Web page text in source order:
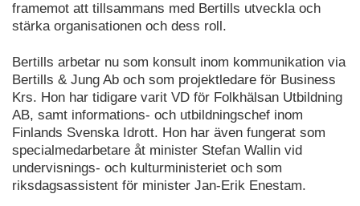
framemot att tillsammans med Bertills utveckla och
stärka organisationen och dess roll.
Bertills arbetar nu som konsult inom kommunikation via
Bertills & Jung Ab och som projektledare för Business
Krs. Hon har tidigare varit VD för Folkhälsan Utbildning
AB, samt informations- och utbildningschef inom
Finlands Svenska Idrott. Hon har även fungerat som
specialmedarbetare åt minister Stefan Wallin vid
undervisnings- och kulturministeriet och som
riksdagsassistent för minister Jan-Erik Enestam.